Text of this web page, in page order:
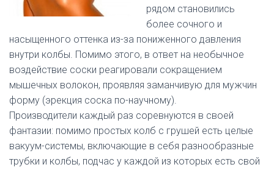
рядом становились
более сочного и
насыщенного оттенка из-за пониженного давления
внутри колбы. Помимо этого, в ответ на необычное
воздействие соски реагировали сокращением
мышечных волокон, проявляя заманчивую для мужчин
форму (эрекция соска по-научному).
Производители каждый раз соревнуются в своей
фантазии: помимо простых колб с грушей есть целые
вакуум-системы, включающие в себя разнообразные
трубки и колбы, подчас у каждой из которых есть свой